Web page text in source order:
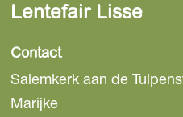
Lentefair Lisse
Contact
Salemkerk aan de
Marijke